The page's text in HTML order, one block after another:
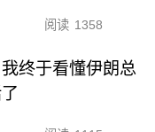
阅读 1358
终于看懂伊朗总